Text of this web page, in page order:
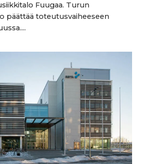
Fuugaa. Turun
päättää toteutusvaiheeseen